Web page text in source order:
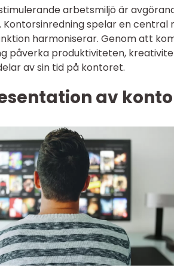
arbetsmiljö är
spelar en central
harmoniserar. Genom att
påverka produktiviteten,
av sin tid på kontoret.
av